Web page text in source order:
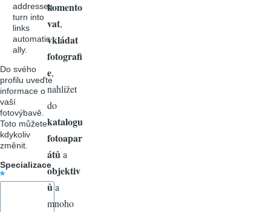
addresses
turn into
links
automatic
ally.
Do svého
profilu uveďte
informace o
vaší
fotovýbavě.
Toto můžete
kdykoliv
změnit.
Specializace
komento
vat,
vkládat
fotografi
e,
nahlížet
do
katalogu
fotoapar
átů a
objektiv
ůa
mnoho